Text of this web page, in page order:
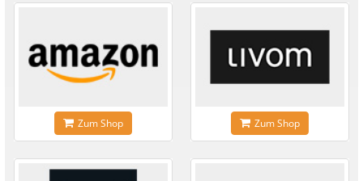
Zum Shop Zum Shop